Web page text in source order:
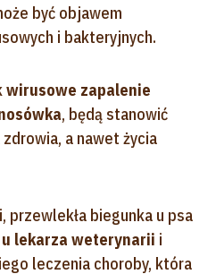
być objawem
i bakteryjnych.
wirusowe zapalenie
, będą stanowić
a nawet życia
przewlekła biegunka u psa
lekarza weterynarii i
leczenia choroby, która